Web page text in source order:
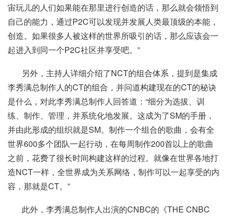
宙玩儿的人们如果能在那里进行创造的话，那么就会领悟到
自己的能力，通过P2C可以发现并发展人类最顶级的本能，
创造。如果很多人被这样的世界所吸引的话，那么应该会一
起进入到同一个P2C社区并享受吧。”
另外，主持人详细介绍了NCT的组合体系，提到是集成
李秀满总制作人的CT的组合，并问道构建现在的CT的秘诀
是什么，对此李秀满总制作人回答道：“细分为选拔、训
练、制作、管理，并系统化地发展。这成为了SM的手册，
并由此形成的组织就是SM。制作一个组合的歌曲，会有全
世界600多个团队一起行动，在每周制作200首以上的歌曲
之前，花费了很长时间构建这样的过程。就像在世界各地打
造NCT一样，全世界成为关系网络，制作可以一起享受的内
容，那就是CT。”
此外，李秀满总制作人出演的CNBC的《THE CNBC